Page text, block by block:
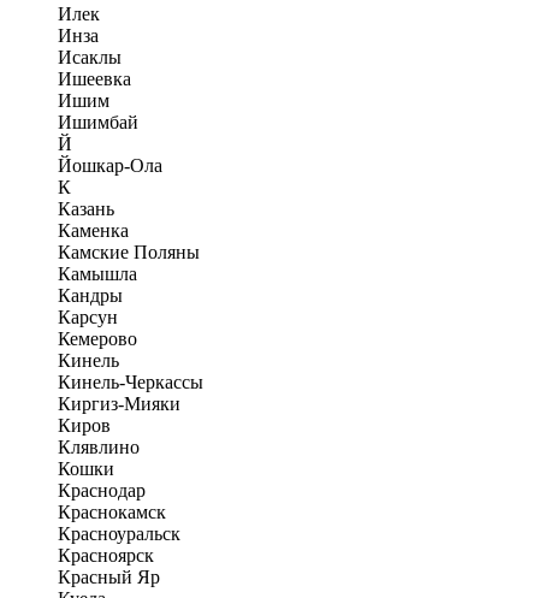
Илек
Инза
Исаклы
Ишеевка
Ишим
Ишимбай
Й
Йошкар-Ола
К
Казань
Каменка
Камские Поляны
Камышла
Кандры
Карсун
Кемерово
Кинель
Кинель-Черкассы
Киргиз-Мияки
Киров
Клявлино
Кошки
Краснодар
Краснокамск
Красноуральск
Красноярск
Красный Яр